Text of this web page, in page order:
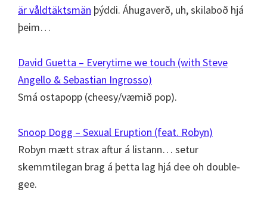
är våldtäktsmän þýddi. Áhugaverð, uh, skilaboð hjá
þeim…
David Guetta – Everytime we touch (with Steve
Angello & Sebastian Ingrosso)
Smá ostapopp (cheesy/væmið pop).
Snoop Dogg – Sexual Eruption (feat. Robyn)
Robyn mætt strax aftur á listann… setur
skemmtilegan brag á þetta lag hjá dee oh double-
gee.